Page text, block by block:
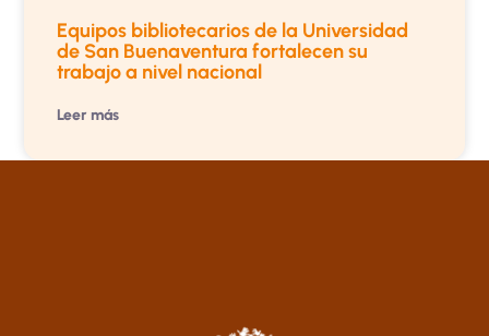
Equipos bibliotecarios de la Universidad
de San Buenaventura fortalecen su
trabajo a nivel nacional
Leer más